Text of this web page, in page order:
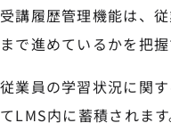
受講履歴管理機能は、
まで進めているかを把握
従業員の学習状況に関
てLMS内に蓄積されます